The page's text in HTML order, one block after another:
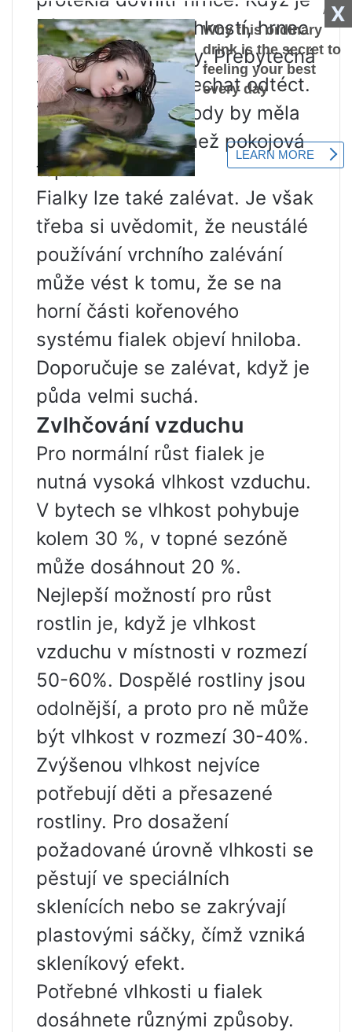
X
půda nasycena vlhkostí, hrnec
se vyjme z nádoby. Přebytečná
vlhkost se musí nechat odtéct.
Teplota použité vody by měla
být o něco vyšší než pokojová
teplota.
Fialky lze také zalévat. Je však
třeba si uvědomit, že neustálé
používání vrchního zalévání
může vést k tomu, že se na
horní části kořenového
systému fialek objeví hniloba.
Doporučuje se zalévat, když je
půda velmi suchá.
Zvlhčování vzduchu
Pro normální růst fialek je
nutná vysoká vlhkost vzduchu.
V bytech se vlhkost pohybuje
kolem 30 %, v topné sezóně
může dosáhnout 20 %.
Nejlepší možností pro růst
rostlin je, když je vlhkost
vzduchu v místnosti v rozmezí
50-60%. Dospělé rostliny jsou
odolnější, a proto pro ně může
být vlhkost v rozmezí 30-40%.
Zvýšenou vlhkost nejvíce
potřebují děti a přesazené
rostliny. Pro dosažení
požadované úrovně vlhkosti se
pěstují ve speciálních
sklenících nebo se zakrývají
plastovými sáčky, čímž vzniká
skleníkový efekt.
Potřebné vlhkosti u fialek
dosáhnete různými způsoby.